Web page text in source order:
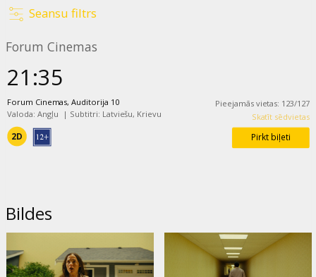
Seansu filtrs
Forum Cinemas
21:35
Forum Cinemas, Auditorija 10
Valoda: Angļu | Subtitri: Latviešu, Krievu
2D
Pieejamās vietas: 123/127
Skatīt sēdvietas
Pirkt biļeti
Bildes